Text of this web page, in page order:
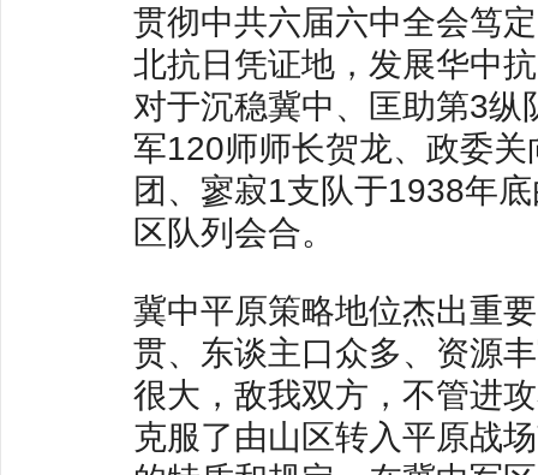
贯彻中共六届六中全会笃
北抗日凭证地，发展华中
对于沉稳冀中、匡助第3
军120师师长贺龙、政委
团、寥寂1支队于1938年
区队列会合。
冀中平原策略地位杰出重
贯、东谈主口众多、资源
很大，敌我双方，不管进
克服了由山区转入平原战